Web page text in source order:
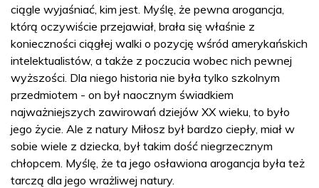
ciągle wyjaśniać, kim jest. Myślę, że pewna arogancja,
którą oczywiście przejawiał, brała się właśnie z
konieczności ciągłej walki o pozycję wśród amerykańskich
intelektualistów, a także z poczucia wobec nich pewnej
wyższości. Dla niego historia nie była tylko szkolnym
przedmiotem - on był naocznym świadkiem
najważniejszych zawirowań dziejów XX wieku, to było
jego życie. Ale z natury Miłosz był bardzo ciepły, miał w
sobie wiele z dziecka, był takim dość niegrzecznym
chłopcem. Myślę, że ta jego osławiona arogancja była też
tarczą dla jego wrażliwej natury.